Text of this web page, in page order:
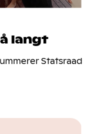
langt
Statsraad